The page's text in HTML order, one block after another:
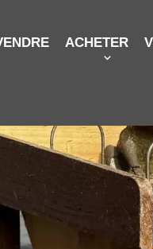
ACHETER